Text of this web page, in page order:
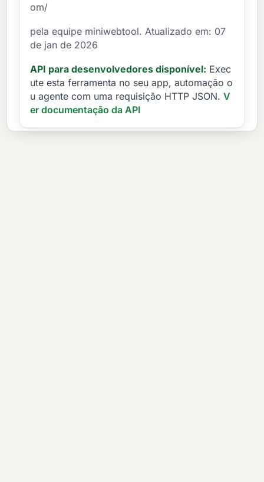
om/
pela equipe miniwebtool. Atualizado em: 07
de jan de 2026
API para desenvolvedores disponível: Exec
ute esta ferramenta no seu app, automação o
u agente com uma requisição HTTP JSON. V
er documentação da API